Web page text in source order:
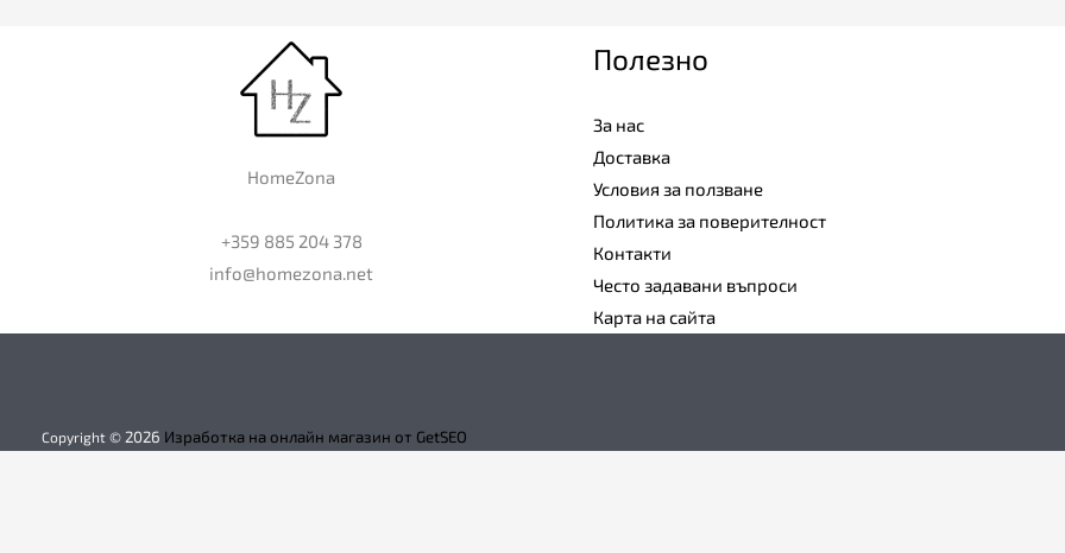
HomeZona
+359 885 204 378
info@homezona.net
Полезно
За нас
Доставка
Условия за ползване
Политика за поверителност
Контакти
Често задавани въпроси
Карта на сайта
Copyright © 2026 Изработка на онлайн магазин от GetSEO